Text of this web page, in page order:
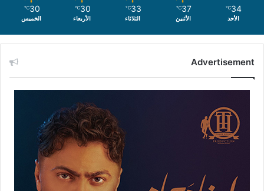
34
℃
الأحد
37
℃
الأثنين
33
℃
الثلاثاء
30
℃
الأربعاء
30
℃
الخميس
Advertisement